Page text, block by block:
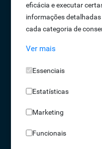
Sobre Nós
Oportunidades de Emprego
Termos e Condições
Política de Privacidade
Livro de reclamações
Soluções
eficácia e executar
informações
cada categoria de
Ver mais
Essenciais
Estatísticas
Marketing
Funcionais